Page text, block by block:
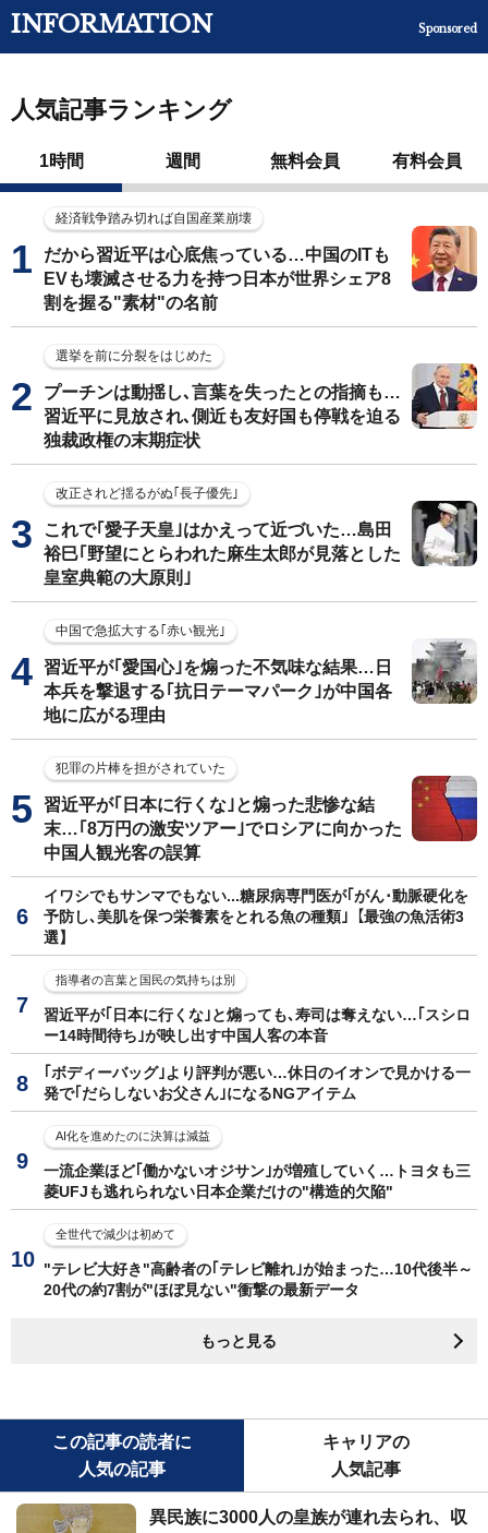
INFORMATION Sponsored
人気記事ランキング
1時間 週間 無料会員 有料会員
経済戦争踏み切れば自国産業崩壊
だから習近平は心底焦っている…中国のITも
EVも壊滅させる力を持つ日本が世界シェア8
割を握る"素材"の名前
選挙を前に分裂をはじめた
プーチンは動揺し､言葉を失ったとの指摘も…
習近平に見放され､側近も友好国も停戦を迫る
独裁政権の末期症状
改正されど揺るがぬ｢長子優先｣
これで｢愛子天皇｣はかえって近づいた…島田
裕巳｢野望にとらわれた麻生太郎が見落とした
皇室典範の大原則｣
中国で急拡大する｢赤い観光｣
習近平が｢愛国心｣を煽った不気味な結果…日
本兵を撃退する｢抗日テーマパーク｣が中国各
地に広がる理由
犯罪の片棒を担がされていた
習近平が｢日本に行くな｣と煽った悲惨な結
末…｢8万円の激安ツアー｣でロシアに向かった
中国人観光客の誤算
イワシでもサンマでもない...糖尿病専門医が｢がん･動脈硬化を
予防し､美肌を保つ栄養素をとれる魚の種類｣【最強の魚活術3
選】
指導者の言葉と国民の気持ちは別
習近平が｢日本に行くな｣と煽っても､寿司は奪えない…｢スシロ
ー14時間待ち｣が映し出す中国人客の本音
｢ボディーバッグ｣より評判が悪い…休日のイオンで見かける一
発で｢だらしないお父さん｣になるNGアイテム
AI化を進めたのに決算は減益
一流企業ほど｢働かないオジサン｣が増殖していく…トヨタも三
菱UFJも逃れられない日本企業だけの"構造的欠陥"
全世代で減少は初めて
"テレビ大好き"高齢者の｢テレビ離れ｣が始まった…10代後半～
20代の約7割が"ほぼ見ない"衝撃の最新データ
もっと見る
この記事の読者に
人気の記事
キャリアの
人気記事
異民族に3000人の皇族が連れ去られ、収